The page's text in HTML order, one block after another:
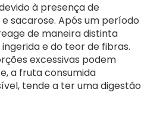
à presença de
sacarose. Após um período
de maneira distinta
e do teor de fibras.
excessivas podem
a fruta consumida
tende a ter uma digestão